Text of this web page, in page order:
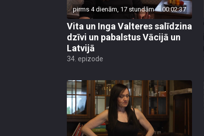
pirms 4 dienām, 17 stundām 00:02:37
Vita un Inga Valteres salīdzina
dzīvi un pabalstus Vācijā un
Latvijā
34. epizode